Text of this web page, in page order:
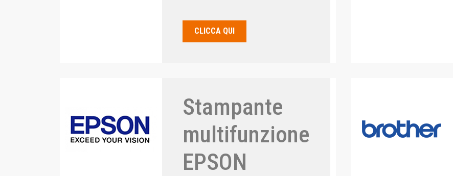
CLICCA QUI
Stampante
multifunzione
EPSON